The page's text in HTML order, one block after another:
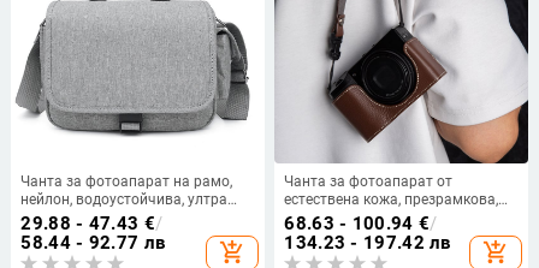
Чанта за фотоапарат на рамо,
нейлон, водоустойчива, ултра
лека, издръжлива; за DSLR/
безогледална камера
29.88 - 47.43 €/
58.44 - 92.77 лв
add_shopping_cart
Чанта за фотоапарат от
естествена кожа, презрамкова,
унисекс, пролет 2025, домашно
съхранение
68.63 - 100.94 €/
134.23 - 197.42 лв
add_shopping_cart